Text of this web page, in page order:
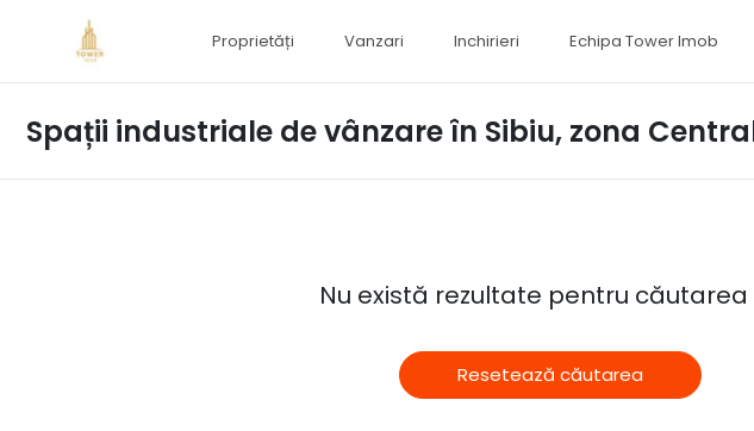
Proprietăți Vanzari Inchirieri Echipa Tower Imob
Spații industriale de vânzare în Sibiu, zona
Nu există rezultate pentru căutarea
Resetează căutarea